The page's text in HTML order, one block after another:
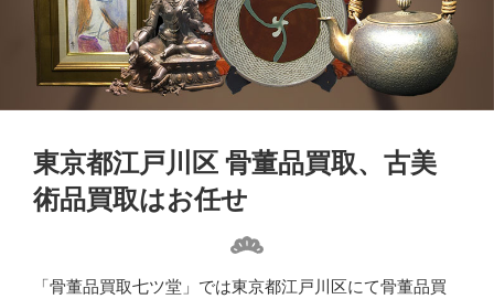
東京都江戸川区 骨董品買取、古美
術品買取はお任せ
「骨董品買取七ツ堂」では東京都江戸川区にて骨董品買